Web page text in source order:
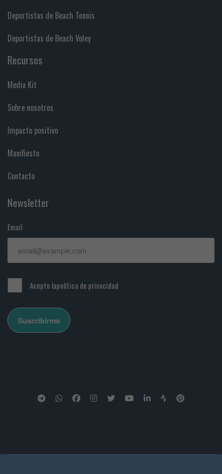
Deportistas de Beach Tennis
Deportistas de Beach Voley
Recursos
Media Kit
Sobre nosotros
Impacto positivo
Manifiesto
Contacto
Newsletter
Email
Acepto lapolítica de privacidad